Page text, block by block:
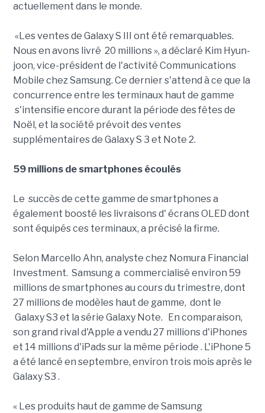
actuellement dans le monde.
«Les ventes de Galaxy S III ont été remarquables.
Nous en avons livré 20 millions », a déclaré Kim Hyun-
joon, vice-président de l'activité Communications
Mobile chez Samsung. Ce dernier s'attend à ce que la
concurrence entre les terminaux haut de gamme
s'intensifie encore durant la période des fêtes de
Noël, et la société prévoit des ventes
supplémentaires de Galaxy S 3 et Note 2.
59 millions de smartphones écoulés
Le succès de cette gamme de smartphones a
également boosté les livraisons d' écrans OLED dont
sont équipés ces terminaux, a précisé la firme.
Selon Marcello Ahn, analyste chez Nomura Financial
Investment. Samsung a commercialisé environ 59
millions de smartphones au cours du trimestre, dont
27 millions de modèles haut de gamme, dont le
Galaxy S3 et la série Galaxy Note. En comparaison,
son grand rival d'Apple a vendu 27 millions d'iPhones
et 14 millions d'iPads sur la même période . L'iPhone 5
a été lancé en septembre, environ trois mois après le
Galaxy S3 .
« Les produits haut de gamme de Samsung